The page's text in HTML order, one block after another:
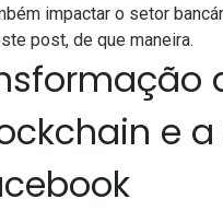
impactar o setor
post, de que maneira.
e